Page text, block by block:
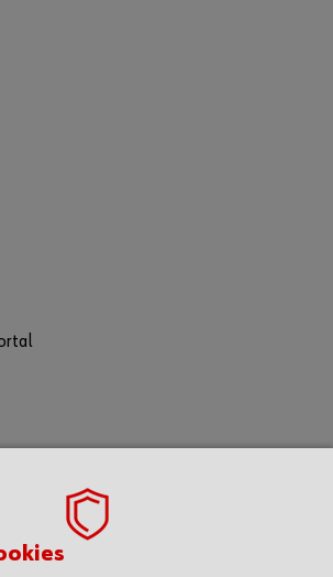
SOFTWARE II
og skarpe tilbud. Hold dig opdateret